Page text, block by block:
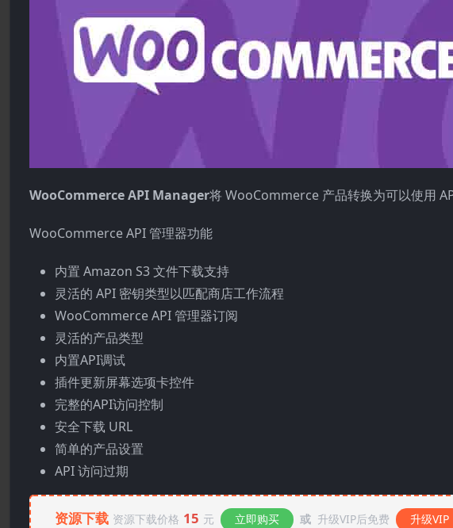
WooCommerce API Manager将 WooCommerce 产品转换为可以使用
WooCommerce API 管理器功能
内置 Amazon S3 文件下载支持
灵活的 API 密钥类型以匹配商店工作流程
WooCommerce API 管理器订阅
灵活的产品类型
内置API调试
插件更新屏幕选项卡控件
完整的API访问控制
安全下载 URL
简单的产品设置
API 访问过期
资源下载 资源下载价格 15 元 立即购买 或 升级VIP后免费 升级VIP